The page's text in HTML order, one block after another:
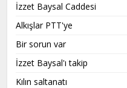
İzzet Baysal Caddesi
Alkışlar PTT'ye
Bir sorun var
İzzet Baysal'ı takip
Kılın saltanatı